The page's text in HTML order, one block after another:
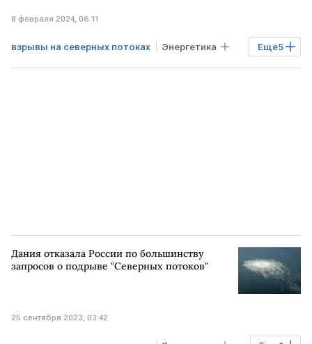
8 февраля 2024, 06:11
Еще5
взрывы на северных потоках Энергетика
Газ Северный поток - 2
Дания отказала России по большинству
запросов о подрыве "Северных потоков"
25 сентября 2023, 03:42